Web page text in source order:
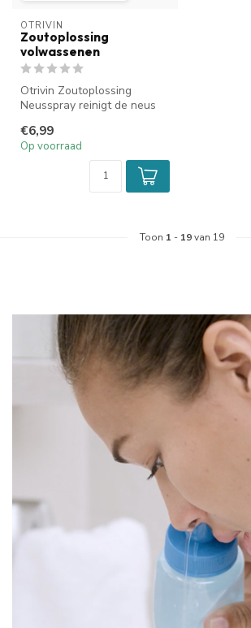
OTRIVIN
Zoutoplossing
volwassenen
Otrivin Zoutoplossing
Neusspray reinigt de neus
verkoudheid o...
€6,99
Op voorraad
Toon 1 - 19van 19